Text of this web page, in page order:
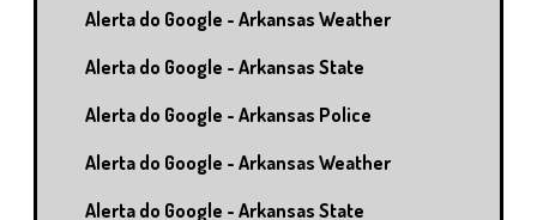
Alerta do Google - Arkansas Weather
Alerta do Google - Arkansas State
Alerta do Google - Arkansas Police
Alerta do Google - Arkansas Weather
Alerta do Google - Arkansas State